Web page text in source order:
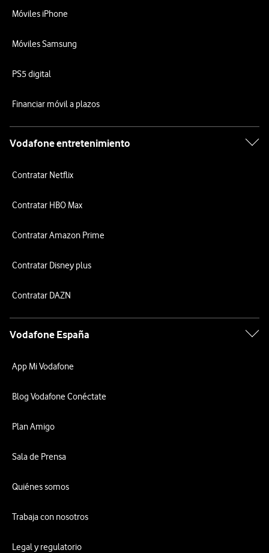
Móviles iPhone
Móviles Samsung
PS5 digital
Financiar móvil a plazos
Vodafone entretenimiento
Contratar Netflix
Contratar HBO Max
Contratar Amazon Prime
Contratar Disney plus
Contratar DAZN
Vodafone España
App Mi Vodafone
Blog Vodafone Conéctate
Plan Amigo
Sala de Prensa
Quiénes somos
Trabaja con nosotros
Legal y regulatorio